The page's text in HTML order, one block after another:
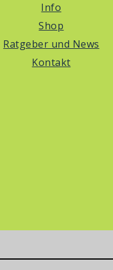
Info
Shop
Ratgeber und News
Kontakt